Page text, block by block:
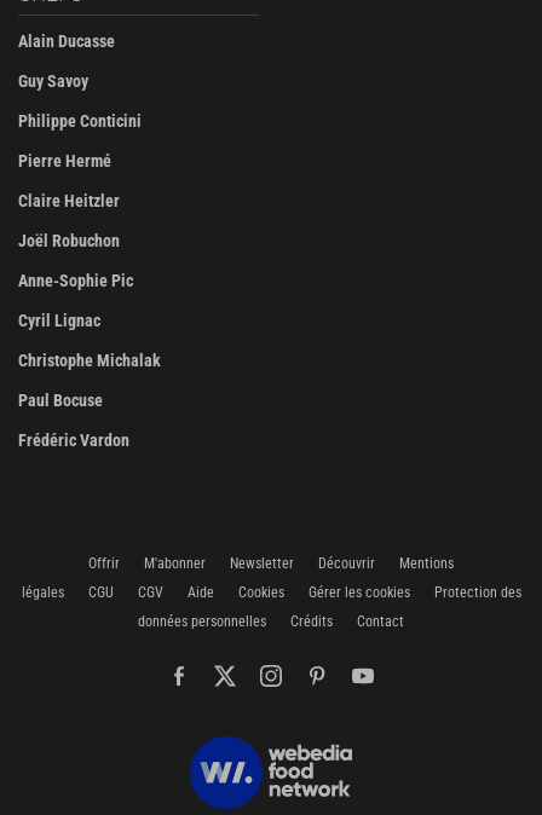
Alain Ducasse
Guy Savoy
Philippe Conticini
Pierre Hermé
Claire Heitzler
Joël Robuchon
Anne-Sophie Pic
Cyril Lignac
Christophe Michalak
Paul Bocuse
Frédéric Vardon
Offrir M'abonner Newsletter Découvrir
Mentions
légales
CGU CGV Aide Cookies Gérer les cookies
Protection des
données personnelles
Crédits Contact